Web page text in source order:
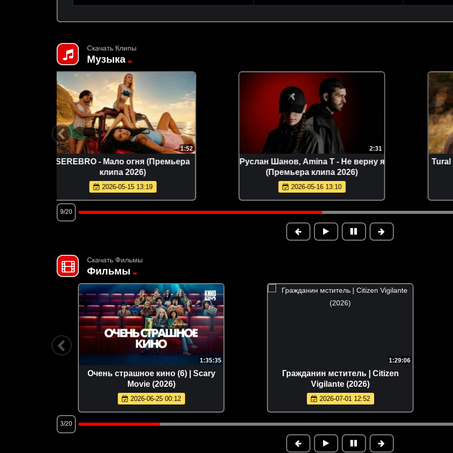
Скачать Клипы
Музыка
Группа КАРОЛИНА - Розовые
краски (Премьера клипа 2026)
2026-05-24 15:36
Gran Error x ANTONIA - Levitate
(Official Video 2026)
2026-05-16 13:24
9/20
Скачать Фильмы
Фильмы
1:35:35
Очень страшное кино (6) | Scary
Movie (2026)
2026-06-25 00:12
1:29:06
Гражданин мститель | Citizen
Vigilante (2026)
2026-07-01 12:52
3/20